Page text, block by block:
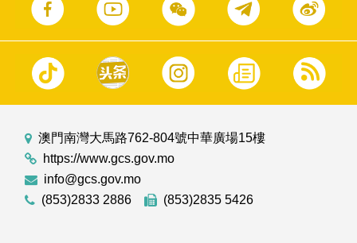
澳門南灣大馬路762-804號中華廣場15樓
https://www.gcs.gov.mo
info@gcs.gov.mo
(853)2833 2886
(853)2835 5426